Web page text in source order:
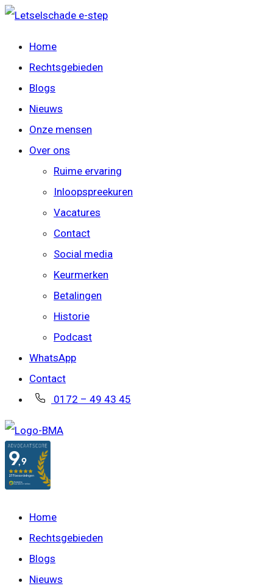
Home
Rechtsgebieden
Blogs
Nieuws
Onze mensen
Over ons
Ruime ervaring
Inloopspreekuren
Vacatures
Contact
Social media
Keurmerken
Betalingen
Historie
Podcast
WhatsApp
Contact
0172 – 49 43 45
Home
Rechtsgebieden
Blogs
Nieuws